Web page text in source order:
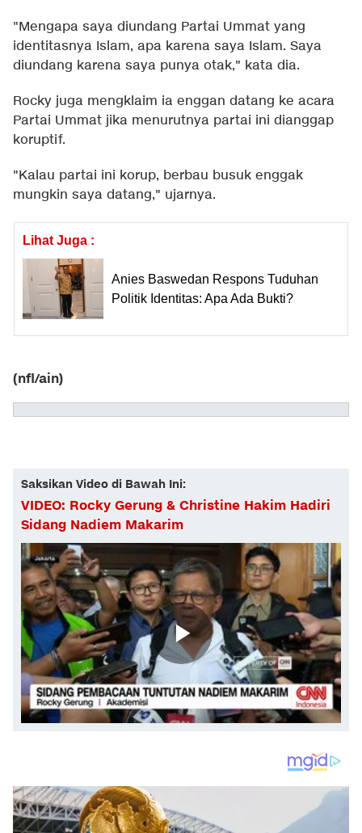
"Mengapa saya diundang Partai Ummat yang
identitasnya Islam, apa karena saya Islam. Saya
diundang karena saya punya otak," kata dia.
Rocky juga mengklaim ia enggan datang ke acara
Partai Ummat jika menurutnya partai ini dianggap
koruptif.
"Kalau partai ini korup, berbau busuk enggak
mungkin saya datang," ujarnya.
Lihat Juga :
Anies Baswedan Respons Tuduhan
Politik Identitas: Apa Ada Bukti?
(nfl/ain)
Saksikan Video di Bawah Ini:
VIDEO: Rocky Gerung & Christine Hakim Hadiri
Sidang Nadiem Makarim